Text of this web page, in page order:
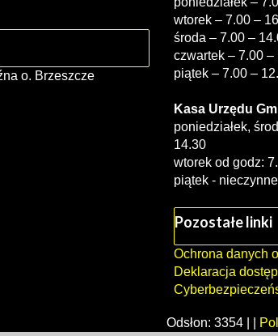
o. Brzeszcze
wtorek – 7.00 –
środa – 7.00 –
czwartek – 7.00 –
piątek – 7.00 –
Kasa Urzędu
poniedziałek,
14.30
wtorek od godz:
piątek - nieczynne
Pozostałe linki
Ochrona danych
Deklaracja
Odsłon: 3354 | |